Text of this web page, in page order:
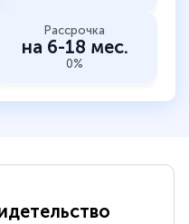
Рассрочка
на 6-18 мес.
0%